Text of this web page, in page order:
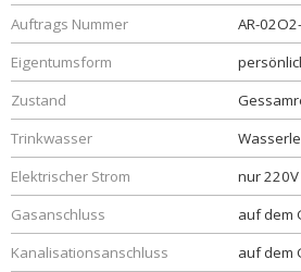
Auftrags Nummer
AR-
Eigentumsform
Zustand
Trinkwasser
Elektrischer Strom
nur 220V
Gasanschluss
auf dem
Kanalisationsanschluss
auf dem